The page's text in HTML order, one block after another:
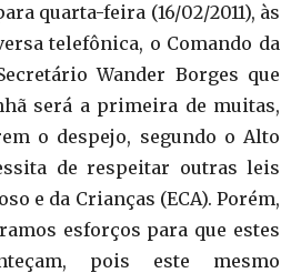
quarta-feira (16/02/2011), às
telefônica, o Comando da
Wander Borges que
será a primeira de muitas,
o despejo, segundo o Alto
de respeitar outras leis
e da Crianças (ECA). Porém,
esforços para que estes
pois este mesmo